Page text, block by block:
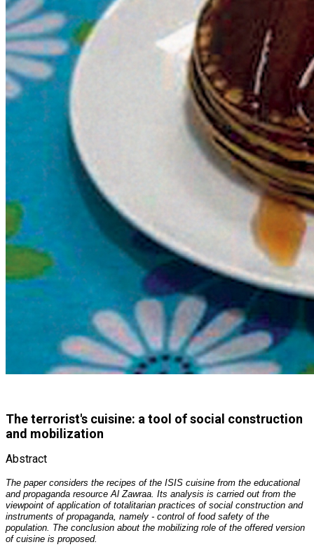
The terrorist's cuisine: a tool of social construction
and mobilization
Abstract
The paper considers the recipes of the ISIS cuisine from the educational
and propaganda resource Al Zawraa. Its analysis is carried out from the
viewpoint of application of totalitarian practices of social construction and
instruments of propaganda, namely - control of food safety of the
population. The conclusion about the mobilizing role of the offered version
of cuisine is proposed.